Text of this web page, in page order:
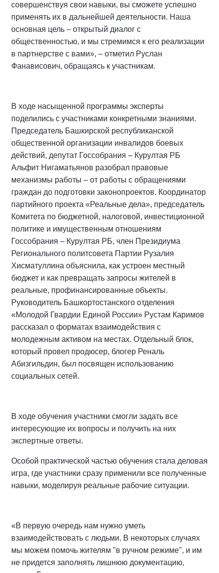
совершенствуя свои навыки, вы сможете успешно
применять их в дальнейшей деятельности. Наша
основная цель – открытый диалог с
общественностью, и мы стремимся к его реализации
в партнерстве с вами», – отметил Руслан
Фанависович, обращаясь к участникам.
В ходе насыщенной программы эксперты
поделились с участниками конкретными знаниями.
Председатель Башкирской республиканской
общественной организации инвалидов боевых
действий, депутат Госсобрания – Курултая РБ
Альфит Нигаматьянов разобрал правовые
механизмы работы – от работы с обращениями
граждан до подготовки законопроектов. Координатор
партийного проекта «Реальные дела», председатель
Комитета по бюджетной, налоговой, инвестиционной
политике и имущественным отношениям
Госсобрания – Курултая РБ, член Президиума
Регионального политсовета Партии Рузалия
Хисматуллина объяснила, как устроен местный
бюджет и как превращать запросы жителей в
реальные, профинансированные объекты.
Руководитель Башкортостанского отделения
«Молодой Гвардии Единой России» Рустам Каримов
рассказал о форматах взаимодействия с
молодежным активом на местах. Отдельный блок,
который провел продюсер, блогер Реналь
Абизгильдин, был посвящен использованию
социальных сетей.
В ходе обучения участники смогли задать все
интересующие их вопросы и получить на них
экспертные ответы.
Особой практической частью обучения стала деловая
игра, где участники сразу применили все полученные
навыки, моделируя реальные рабочие ситуации.
«В первую очередь нам нужно уметь
взаимодействовать с людьми. В некоторых случаях
мы можем помочь жителям "в ручном режиме", и им
не придется заполнять лишнюю документацию,